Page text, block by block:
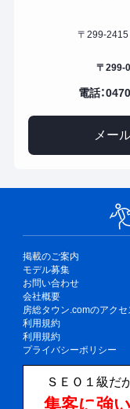
〒299-2415
〒299-
電話：
メー
掲載のご案内
モデル募集
お問い合わせ
会社概要
房総タウン.comのアクセ
利用規約
利用規約
プライバシーポリシー
ＳＥＯ１級だ
集客に強い